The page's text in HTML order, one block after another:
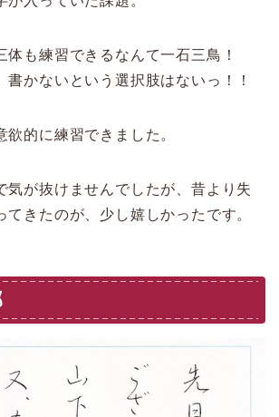
体も練習できるなんて一石三鳥！
書かないという選択肢はないっ！！
欲的に練習できました。
気が抜けませんでしたが、昔より失
てきたのが、少し嬉しかったです。